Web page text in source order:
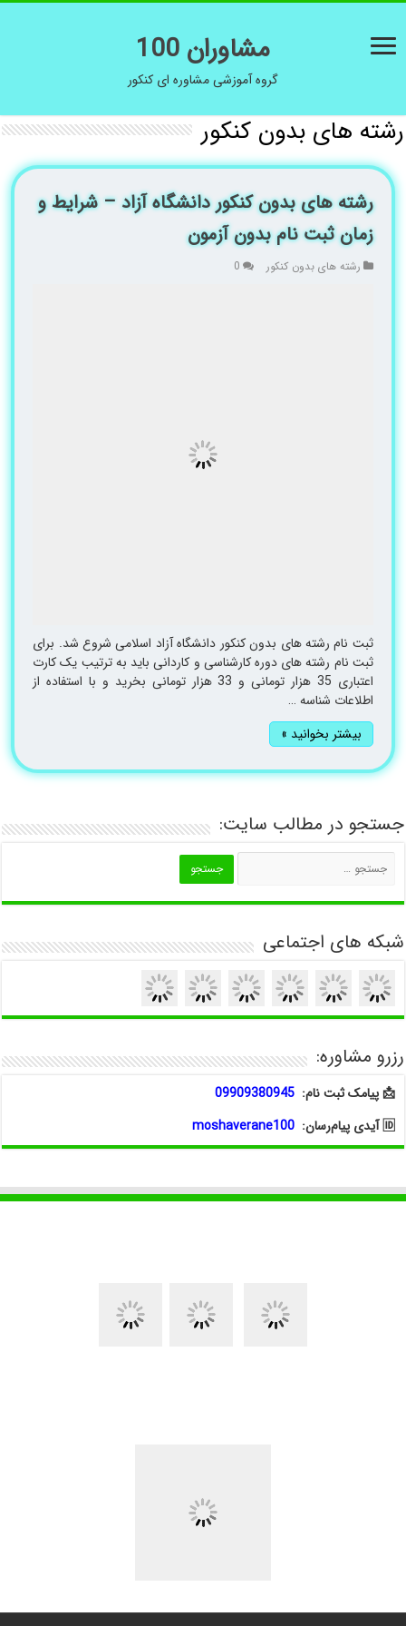
مشاوران 100
گروه آموزشی مشاوره ای کنکور
رشته های بدون کنکور
رشته های بدون کنکور دانشگاه آزاد – شرایط و
زمان ثبت نام بدون آزمون
رشته های بدون کنکور 0
ثبت نام رشته های بدون کنکور دانشگاه آزاد اسلامی شروع شد. برای
ثبت نام رشته های دوره کارشناسی و کاردانی باید به ترتیب یک کارت
اعتباری 35 هزار تومانی و 33 هزار تومانی بخرید و با استفاده از
اطلاعات شناسه …
بیشتر بخوانید »
جستجو در مطالب سایت:
شبکه های اجتماعی
رزرو مشاوره:
📩 پیامک ثبت نام:09909380945
🆔 آیدی پیام‌رسان:
moshaverane100